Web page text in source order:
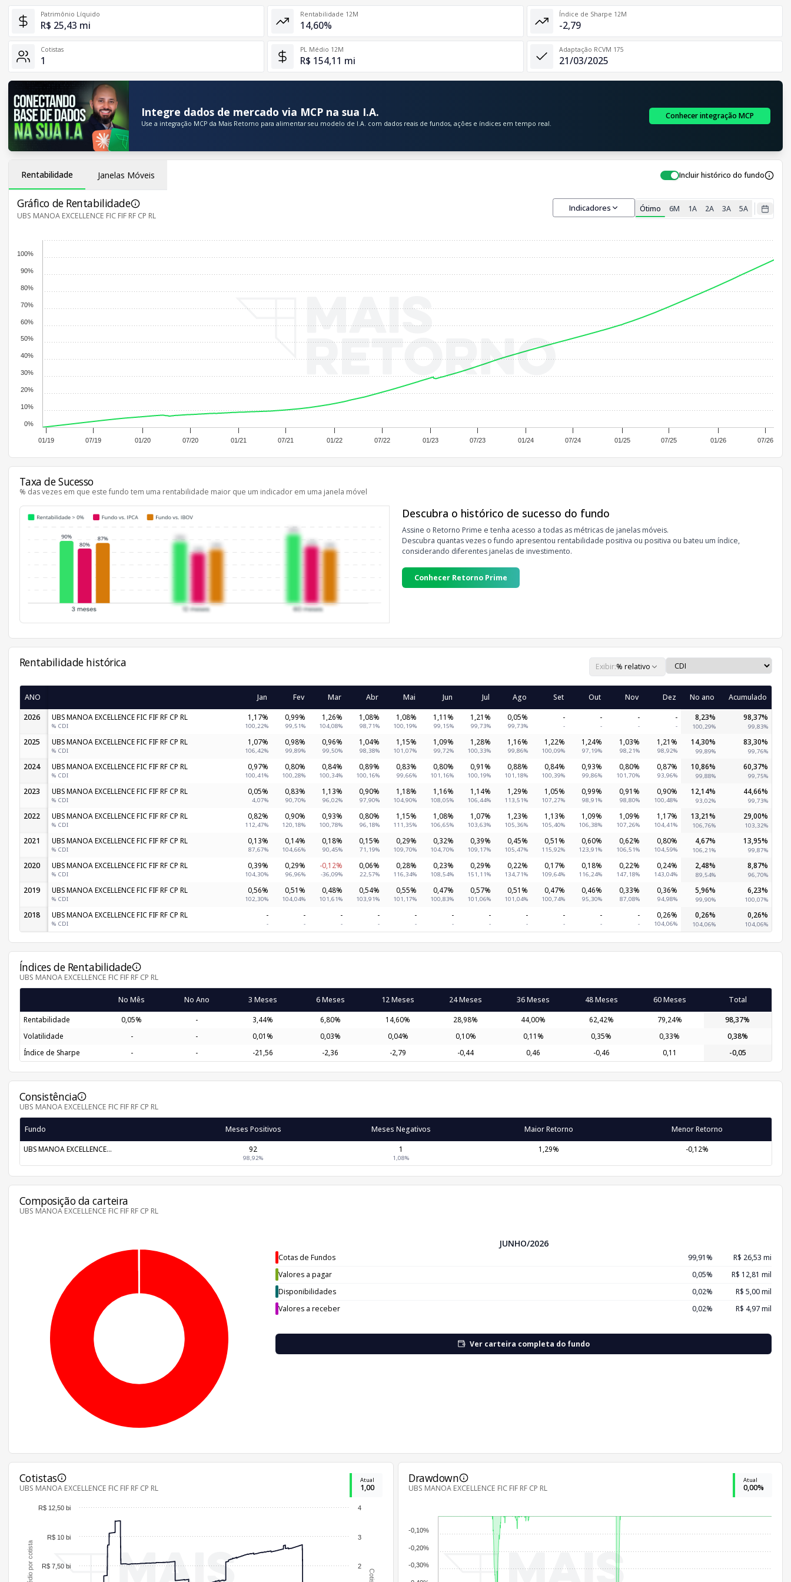
Patrimônio Líquido
R$ 25,43 mi
Rentabilidade 12M
14,60%
Índice de Sharpe 12M
-2,79
Cotistas
1
PL Médio 12M
R$ 154,11 mi
Adaptação RCVM 175
21/03/2025
Integre dados de mercado via MCP na sua I.A.
Use a integração MCP da Mais Retorno para alimentar seu modelo de I.A. com dados reais de fundos, ações e índices em tempo real.
Conhecer integração MCP
Rentabilidade Janelas Móveis Incluir histórico do fundo
Gráfico de Rentabilidade
UBS MANOA EXCELLENCE FIC FIF RF CP RL
Indicadores Ótimo 6M 1A 2A 3A 5A
01/19 07/19 01/20 07/20 01/21 07/21 01/22 07/22 01/23 07/23 01/24 07/24 01/25 07/25 01/26 07/26
0%
10%
20%
30%
40%
50%
60%
70%
80%
90%
100%
Taxa de Sucesso
% das vezes em que este fundo tem uma rentabilidade maior que um indicador em uma janela móvel
Descubra o histórico de sucesso do fundo
Assine o Retorno Prime e tenha acesso a todas as métricas de janelas móveis.
Descubra quantas vezes o fundo apresentou rentabilidade positiva ou positiva ou bateu um índice,
considerando diferentes janelas de investimento.
Conhecer Retorno Prime
Rentabilidade histórica Exibir:% relativo
ANO Jan Fev Mar Abr Mai Jun Jul Ago Set Out Nov Dez No ano
Acumulado
2026
UBS MANOA EXCELLENCE FIC FIF RF CP RL
% CDI
1,17%
100,22%
0,99%
99,51%
1,26%
104,08%
1,08%
98,71%
1,08%
100,19%
1,11%
99,15%
1,21%
99,73%
0,05%
99,73%
-
-
-
-
-
-
-
-
8,23%
100,29%
98,37%
99,83%
2025 UBS MANOA EXCELLENCE FIC FIF RF CP RL
% CDI
1,07%
106,42%
0,98%
99,89%
0,96%
99,50%
1,04%
98,38%
1,15%
101,07%
1,09%
99,72%
1,28%
100,33%
1,16%
99,86%
1,22%
100,09%
1,24%
97,19%
1,03%
98,21%
1,21%
98,92%
14,30%
99,89%
83,30%
99,76%
2024 UBS MANOA EXCELLENCE FIC FIF RF CP RL
% CDI
0,97%
100,41%
0,80%
100,28%
0,84%
100,34%
0,89%
100,16%
0,83%
99,66%
0,80%
101,16%
0,91%
100,19%
0,88%
101,18%
0,84%
100,39%
0,93%
99,86%
0,80%
101,70%
0,87%
93,96%
10,86%
99,88%
60,37%
99,75%
2023 UBS MANOA EXCELLENCE FIC FIF RF CP RL
% CDI
0,05%
4,07%
0,83%
90,70%
1,13%
96,02%
0,90%
97,90%
1,18%
104,90%
1,16%
108,05%
1,14%
106,44%
1,29%
113,51%
1,05%
107,27%
0,99%
98,91%
0,91%
98,80%
0,90%
100,48%
12,14%
93,02%
44,66%
99,73%
2022 UBS MANOA EXCELLENCE FIC FIF RF CP RL
% CDI
0,82%
112,47%
0,90%
120,18%
0,93%
100,78%
0,80%
96,18%
1,15%
111,35%
1,08%
106,65%
1,07%
103,63%
1,23%
105,36%
1,13%
105,40%
1,09%
106,38%
1,09%
107,26%
1,17%
104,41%
13,21%
106,76%
29,00%
103,32%
2021 UBS MANOA EXCELLENCE FIC FIF RF CP RL
% CDI
0,13%
87,67%
0,14%
104,66%
0,18%
90,45%
0,15%
71,19%
0,29%
109,70%
0,32%
104,70%
0,39%
109,17%
0,45%
105,47%
0,51%
115,92%
0,60%
123,91%
0,62%
106,51%
0,80%
104,59%
4,67%
106,21%
13,95%
99,87%
2020 UBS MANOA EXCELLENCE FIC FIF RF CP RL
% CDI
0,39%
104,30%
0,29%
96,96%
-0,12%
-36,09%
0,06%
22,57%
0,28%
116,34%
0,23%
108,54%
0,29%
151,11%
0,22%
134,71%
0,17%
109,64%
0,18%
116,24%
0,22%
147,18%
0,24%
143,04%
2,48%
89,54%
8,87%
96,70%
2019 UBS MANOA EXCELLENCE FIC FIF RF CP RL
% CDI
0,56%
102,30%
0,51%
104,04%
0,48%
101,61%
0,54%
103,91%
0,55%
101,17%
0,47%
100,83%
0,57%
101,06%
0,51%
101,04%
0,47%
100,74%
0,46%
95,30%
0,33%
87,08%
0,36%
94,98%
5,96%
99,90%
6,23%
100,07%
2018 UBS MANOA EXCELLENCE FIC FIF RF CP RL
% CDI
-
-
-
-
-
-
-
-
-
-
-
-
-
-
-
-
-
-
-
-
-
-
0,26%
104,06%
0,26%
104,06%
0,26%
104,06%
Índices de Rentabilidade
UBS MANOA EXCELLENCE FIC FIF RF CP RL
No Mês No Ano 3 Meses 6 Meses 12 Meses 24 Meses 36 Meses 48 Meses 60 Meses Total
Rentabilidade 0,05% - 3,44% 6,80% 14,60% 28,98% 44,00% 62,42% 79,24% 98,37%
Volatilidade - - 0,01% 0,03% 0,04% 0,10% 0,11% 0,35% 0,33% 0,38%
Índice de Sharpe - - -21,56 -2,36 -2,79 -0,44 0,46 -0,46 0,11 -0,05
Consistência
UBS MANOA EXCELLENCE FIC FIF RF CP RL
Fundo Meses Positivos Meses Negativos Maior Retorno Menor Retorno
UBS MANOA EXCELLENCE... 92
98,92%
1
1,08%
1,29% -0,12%
Composição da carteira
UBS MANOA EXCELLENCE FIC FIF RF CP RL
JUNHO/2026
Cotas de Fundos 99,91%
R$ 26,53 mi
Valores a pagar
0,05%
R$ 12,81 mil
Disponibilidades
0,02%
R$ 5,00 mil
Valores a receber
0,02% R$ 4,97 mil
Ver carteira completa do fundo
Cotistas
UBS MANOA EXCELLENCE FIC FIF RF CP RL
Atual
1,00
2
3
4
R$ 7,50 bi
R$ 10 bi
R$ 12,50 bi
Drawdown
UBS MANOA EXCELLENCE FIC FIF RF CP RL
Atual
0,00%
-0,30%
-0,20%
-0,10%